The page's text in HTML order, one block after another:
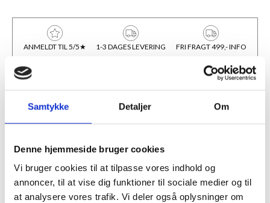
Samtykke Detaljer Om
Denne hjemmeside bruger cookies
Vi bruger cookies til at tilpasse vores indhold og
annoncer, til at vise dig funktioner til sociale medier og til
at analysere vores trafik. Vi deler også oplysninger om
ANMELDT TIL 5/5★ 1-3 DAGES LEVERING FRI FRAGT 499,- INFO
BESKRIVELSE
Hurtig, simpel og stilren ophængning af plakat el. lign. Komplet
ene topliste for let ophængning. Listerne holdes sammen med
MERE INFORMATION